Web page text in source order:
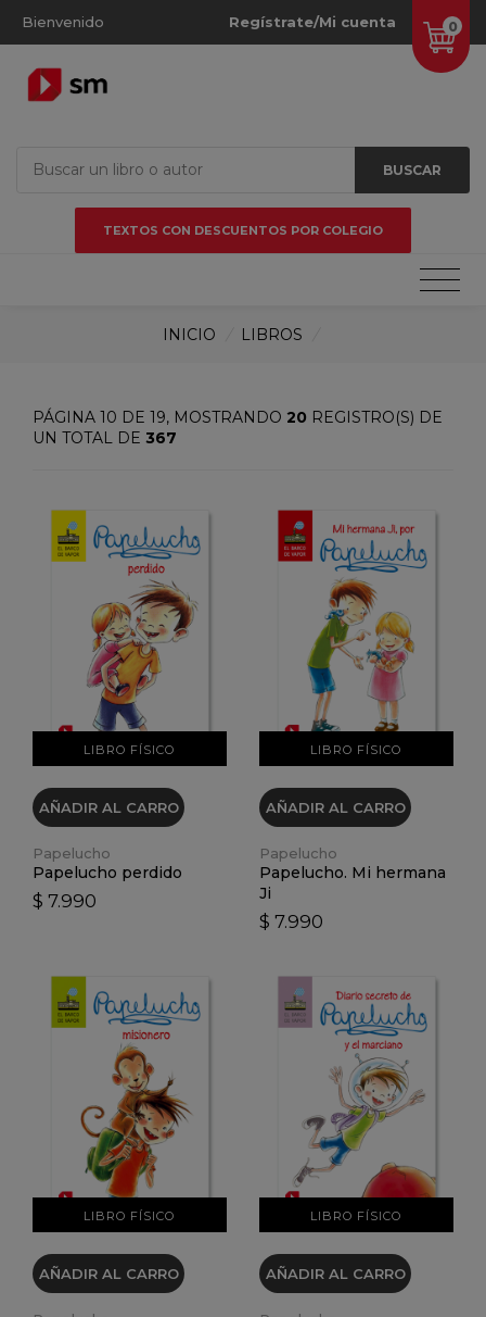
Bienvenido 0
Regístrate/Mi cuenta
BUSCAR
TEXTOS CON DESCUENTOS POR COLEGIO
INICIO LIBROS
PÁGINA 10 DE 19, MOSTRANDO 20 REGISTRO(S) DE
UN TOTAL DE 367
LIBRO FÍSICO
VER DETALLES
AÑADIR AL CARRO
Papelucho
Papelucho perdido
$ 7.990
LIBRO FÍSICO
VER DETALLES
AÑADIR AL CARRO
Papelucho
Papelucho. Mi hermana
Ji
$ 7.990
LIBRO FÍSICO
VER DETALLES
AÑADIR AL CARRO
LIBRO FÍSICO
VER DETALLES
AÑADIR AL CARRO